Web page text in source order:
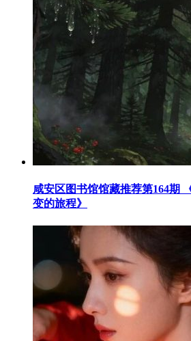
咸安区图书馆馆藏推荐第164期
变的旅程》